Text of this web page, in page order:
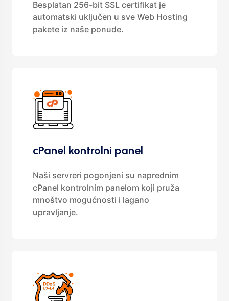
Besplatan 256-bit SSL certifikat je
automatski uključen u sve Web Hosting
pakete iz naše ponude.
cPanel kontrolni panel
Naši servreri pogonjeni su naprednim
cPanel kontrolnim panelom koji pruža
mnoštvo mogućnosti i lagano
upravljanje.